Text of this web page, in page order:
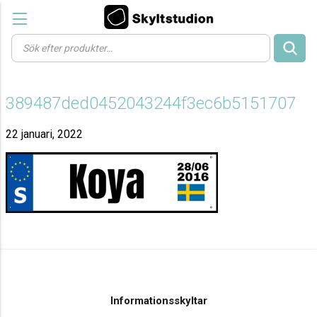
Products
search
389487ded0452043244f3ec6b5151707
22 januari, 2022
Informationsskyltar